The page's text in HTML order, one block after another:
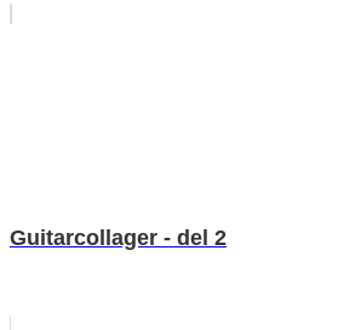
Guitarcollager - del 2